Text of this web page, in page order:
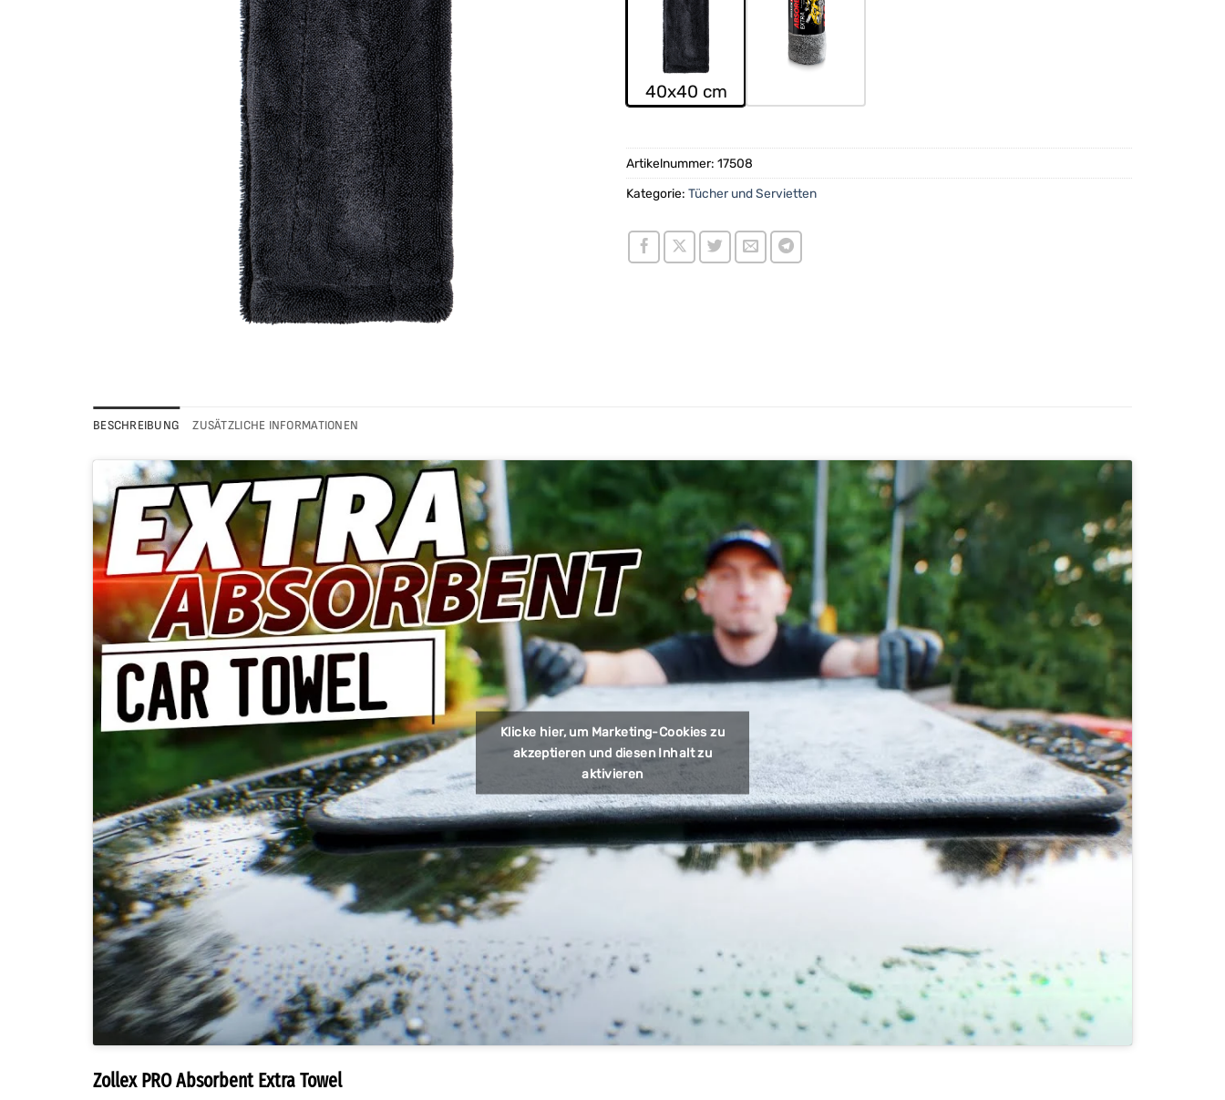
40x40 cm
Artikelnummer: 17508
Kategorie: Tücher und Servietten
BESCHREIBUNG ZUSÄTZLICHE INFORMATIONEN
Klicke hier, um Marketing-Cookies zu
akzeptieren und diesen Inhalt zu
aktivieren
Zollex PRO Absorbent Extra Towel